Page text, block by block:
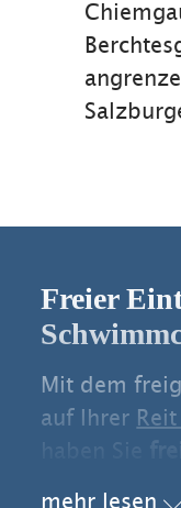
Freier
Mit dem
auf Ihrer
mehr lesen